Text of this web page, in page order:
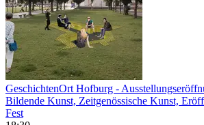
GeschichtenOrt Hofburg -
Bildende Kunst, Zeitgenössische Kunst,
Fest